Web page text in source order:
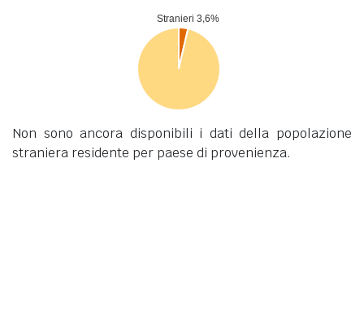
Non sono ancora disponibili i dati della popolazione
straniera residente per paese di provenienza.